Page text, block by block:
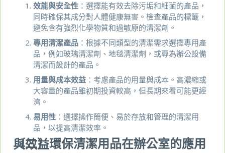
效能與安全性 ：選擇能有效去除污垢和細菌的產品，
同時確保其成分對人體健康無害。檢查產品的標籤，
避免含有強烈化學物質和過敏原的清潔劑。
專用清潔產品 ：根據不同類型的清潔需求選擇專用產
品，例如玻璃清潔劑、地毯清潔劑，或專為辦公設備
清潔而設計的產品。
用量與成本效益 ：考慮產品的用量與成本。高濃縮或
大容量的產品雖初期投資較高，但長期來看可能更經
濟。
易用性 ：選擇操作簡便、易於存放和管理的清潔用
品，以提高清潔效率。
（二）環保清潔用品在辦公室的應用與效益